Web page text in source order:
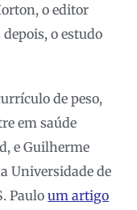
o editor
o estudo
de peso,
em saúde
e Guilherme
Universidade de
Paulo um artigo